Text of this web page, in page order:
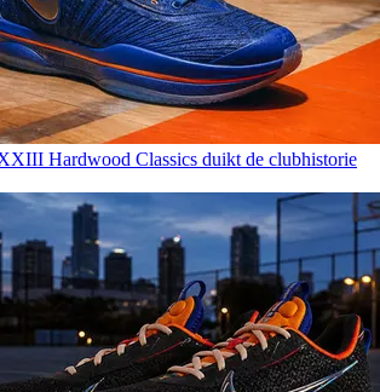
Hardwood Classics duikt de clubhistorie